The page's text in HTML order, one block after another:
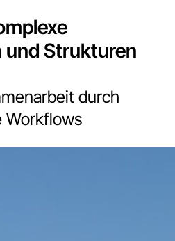
und Strukturen
durch
Workflows